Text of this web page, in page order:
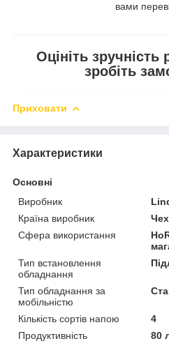
вами
Оцініть
зробіть
Приховати
Характеристики
Основні
Виробник
Країна виробник
Сфера використання
Тип встановлення
обладнання
Тип обладнання за
мобільністю
Кількість сортів напою
4
Продуктивність
80